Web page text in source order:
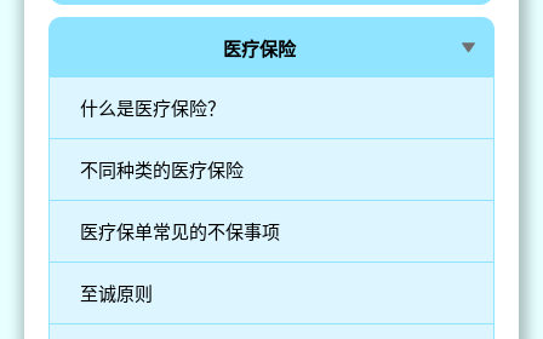
医疗保险
至诚原则
医疗保单常见的不保事项
不同种类的医疗保险
什么是医疗保险？